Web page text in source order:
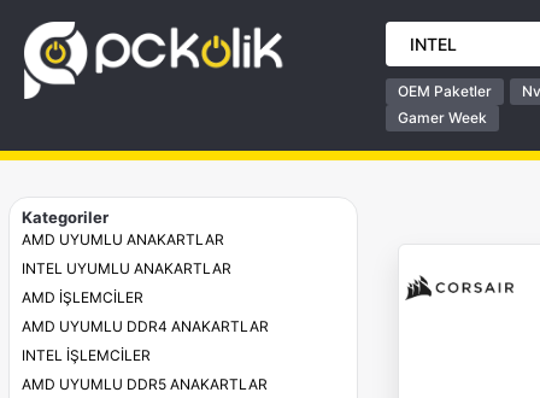
OEM Paketler
Gamer Week
Kategoriler
AMD UYUMLU ANAKARTLAR
INTEL UYUMLU ANAKARTLAR
AMD İŞLEMCİLER
AMD UYUMLU DDR4 ANAKARTLAR
INTEL İŞLEMCİLER
AMD UYUMLU DDR5 ANAKARTLAR